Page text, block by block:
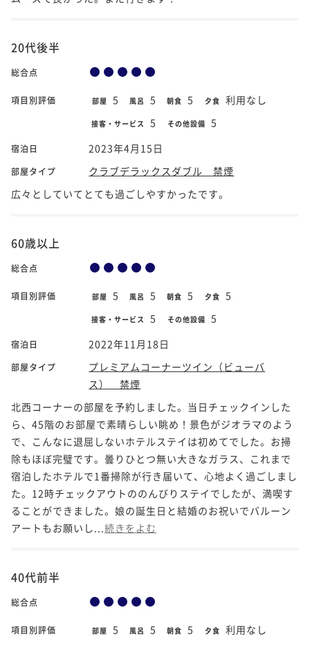
20代後半
総合点
項目別評価 部屋 5 風呂 5 朝食 5 夕食 利用なし
接客・サービス 5 その他設備 5
宿泊日 2023年4月15日
部屋タイプ
クラブデラックスダブル 禁煙
広々としていてとても過ごしやすかったです。
60歳以上
総合点
項目別評価 部屋 5 風呂 5 朝食 5 夕食 5
接客・サービス 5 その他設備 5
宿泊日 2022年11月18日
部屋タイプ
プレミアムコーナーツイン（ビューバ
ス） 禁煙
北西コーナーの部屋を予約しました。当日チェックインした
ら、45階のお部屋で素晴らしい眺め！景色がジオラマのよう
で、こんなに退屈しないホテルステイは初めてでした。お掃
除もほぼ完璧です。曇りひとつ無い大きなガラス、これまで
宿泊したホテルで1番掃除が行き届いて、心地よく過ごしまし
た。12時チェックアウトののんびりステイでしたが、満喫す
ることができました。娘の誕生日と結婚のお祝いでバルーン
アートもお願いし... 続きをよむ
40代前半
総合点
項目別評価 部屋 5 風呂 5 朝食 5 夕食 利用なし